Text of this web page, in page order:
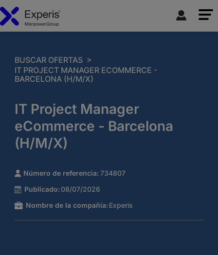
BUSCAR OFERTAS >
IT PROJECT MANAGER ECOMMERCE -
BARCELONA (H/M/X)
IT Project Manager
eCommerce - Barcelona
(H/M/X)
Número de referencia: 734807
Publicado: 08/07/2026
Nombre de la compañía: Experis